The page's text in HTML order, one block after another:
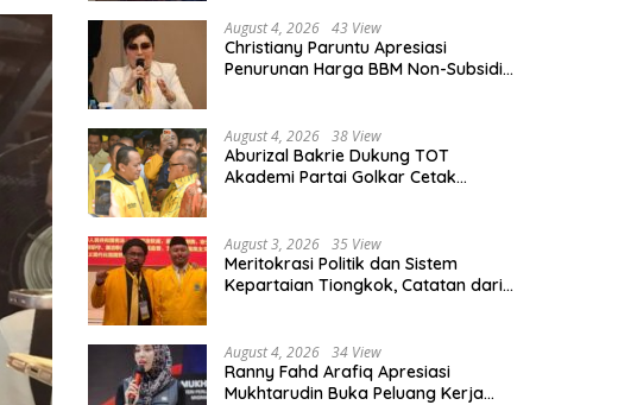
August 4, 2026 43 View
Christiany Paruntu Apresiasi
Penurunan Harga BBM Non-Subsidi,
August 4, 2026 38 View
Aburizal Bakrie Dukung TOT
Akademi Partai Golkar Cetak
August 3, 2026 35 View
Meritokrasi Politik dan Sistem
Kepartaian Tiongkok, Catatan dari
August 4, 2026 34 View
Ranny Fahd Arafiq Apresiasi
Mukhtarudin Buka Peluang Kerja